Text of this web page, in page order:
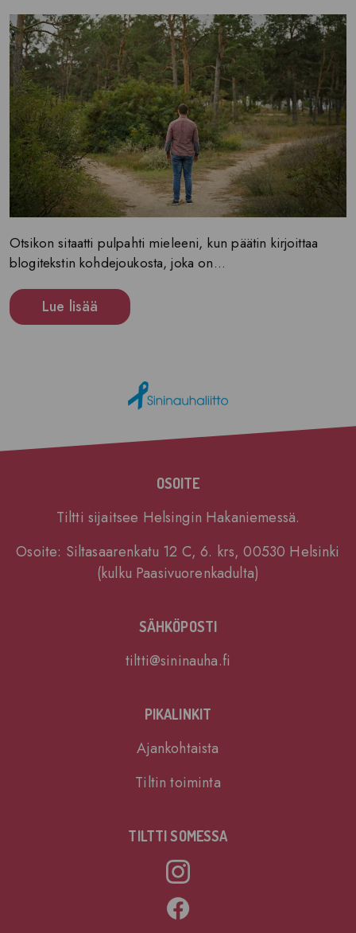
Otsikon sitaatti pulpahti mieleeni, kun päätin kirjoittaa
blogitekstin kohdejoukosta, joka on...
Lue lisää
OSOITE
Tiltti sijaitsee Helsingin Hakaniemessä.
Osoite: Siltasaarenkatu 12 C, 6. krs, 00530 Helsinki
(kulku Paasivuorenkadulta)
SÄHKÖPOSTI
tiltti@sininauha.fi
PIKALINKIT
Ajankohtaista
Tiltin toiminta
TILTTI SOMESSA